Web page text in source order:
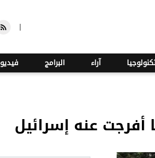
آراء البرامج فيديو
أفرجت عنه إسرائيل